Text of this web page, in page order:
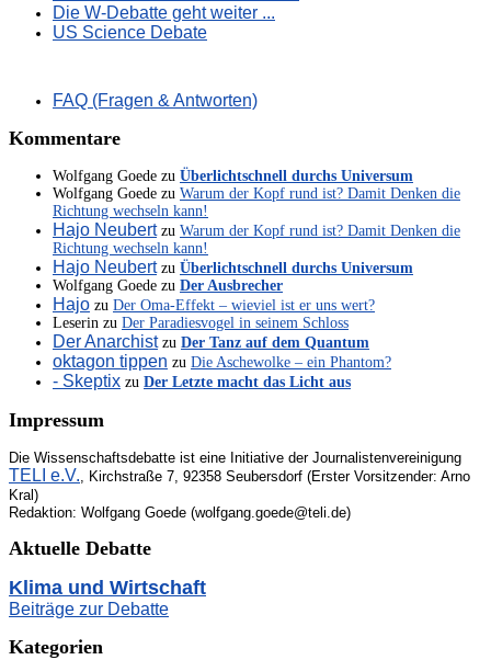
Die W-Debatte geht weiter ...
US Science Debate
FAQ (Fragen & Antworten)
Kommentare
Wolfgang Goede zu Überlichtschnell durchs Universum
Wolfgang Goede zu Warum der Kopf rund ist? Damit Denken die
Richtung wechseln kann!
Hajo Neubertzu Warum der Kopf rund ist? Damit Denken die
Richtung wechseln kann!
Hajo Neubertzu Überlichtschnell durchs Universum
Wolfgang Goede zu Der Ausbrecher
Hajo zu Der Oma-Effekt – wieviel ist er uns wert?
Leserin zu Der Paradiesvogel in seinem Schloss
Der Anarchistzu Der Tanz auf dem Quantum
oktagon tippen zu Die Aschewolke – ein Phantom?
- Skeptix zu Der Letzte macht das Licht aus
Impressum
Die Wissenschaftsdebatte ist eine Initiative der Journalistenvereinigung
TELI e.V., Kirchstraße 7, 92358 Seubersdorf (Erster Vorsitzender: Arno
Kral)
Redaktion: Wolfgang Goede (wolfgang.goede@teli.de)
Aktuelle Debatte
Klima und Wirtschaft
Beiträge zur Debatte
Kategorien